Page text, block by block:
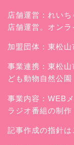
店舗運営： れいち
店舗運営。オン
加盟団体：東松
事業連携：東松
ども動物自然公園
事業内容：WEB
ラジオ番組の制
記事作成の指針は